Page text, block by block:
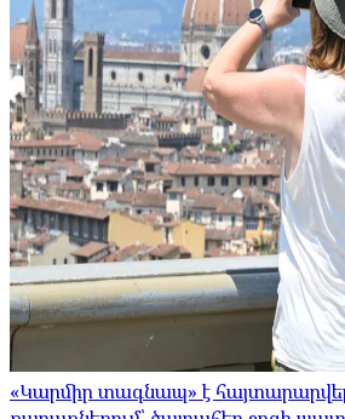
«Կարմիր տագնապ» է